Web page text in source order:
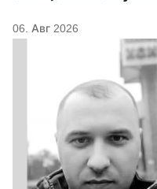
06. Авг 2026